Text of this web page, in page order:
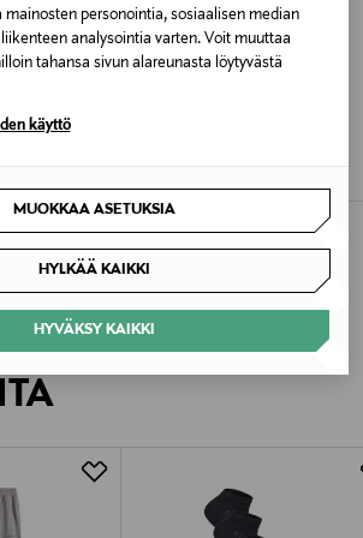
mainosten personointia, sosiaalisen median
analysointia varten. Voit muuttaa
tahansa sivun alareunasta löytyvästä
käyttö
MUOKKAA ASETUKSIA
HYLKÄÄ KAIKKI
HYVÄKSY KAIKKI
BRIGHT WHITE